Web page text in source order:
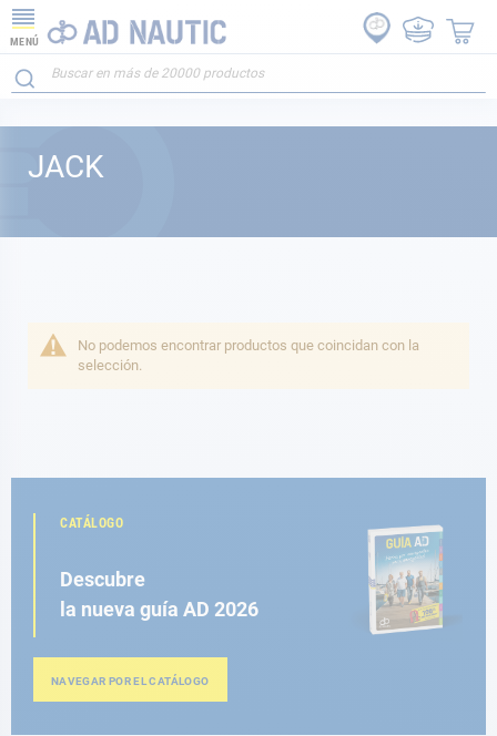
MENÚ
JACK
No podemos encontrar productos que coincidan con la
selección.
CATÁLOGO
Descubre
la nueva guía AD 2026
NAVEGAR POR EL CATÁLOGO